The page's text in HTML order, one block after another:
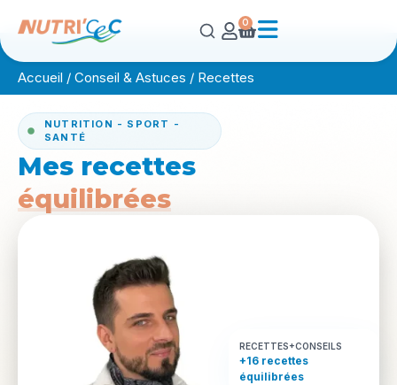
0
Accueil / Conseil & Astuces / Recettes
NUTRITION - SPORT -
SANTÉ
Mes recettes
équilibrées
+16 recettes
équilibrées